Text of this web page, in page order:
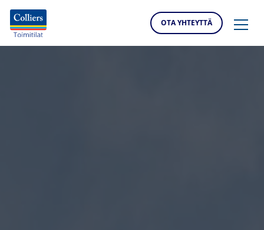
OTA YHTEYTTÄ